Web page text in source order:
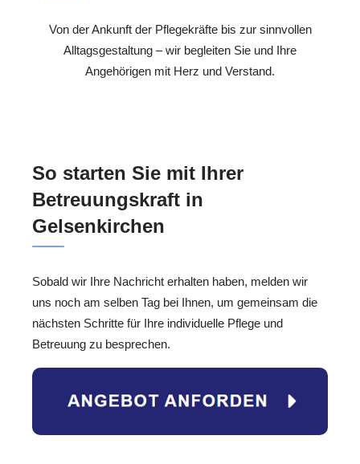
Von der Ankunft der Pflegekräfte bis zur sinnvollen
Alltagsgestaltung – wir begleiten Sie und Ihre
Angehörigen mit Herz und Verstand.
So starten Sie mit Ihrer
Betreuungskraft in
Gelsenkirchen
Sobald wir Ihre Nachricht erhalten haben, melden wir
uns noch am selben Tag bei Ihnen, um gemeinsam die
nächsten Schritte für Ihre individuelle Pflege und
Betreuung zu besprechen.